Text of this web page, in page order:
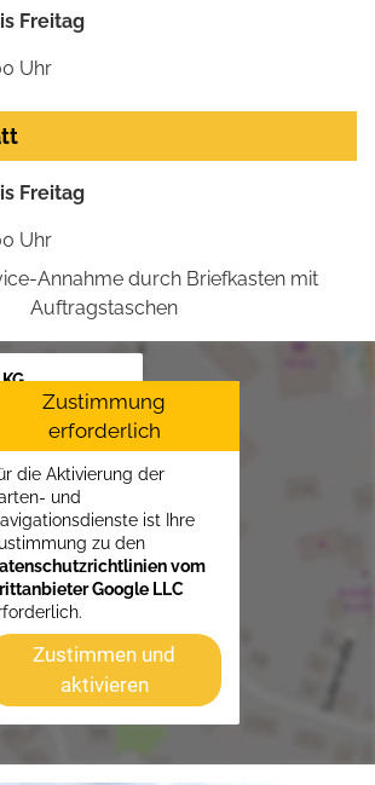
Freitag
Uhr
Freitag
Uhr
Annahme durch Briefkasten mit
Auftragstaschen
Quickborn
Zustimmung
erforderlich
die Aktivierung der
und
ist Ihre
zu den
vom
Google LLC
Zustimmen und
aktivieren